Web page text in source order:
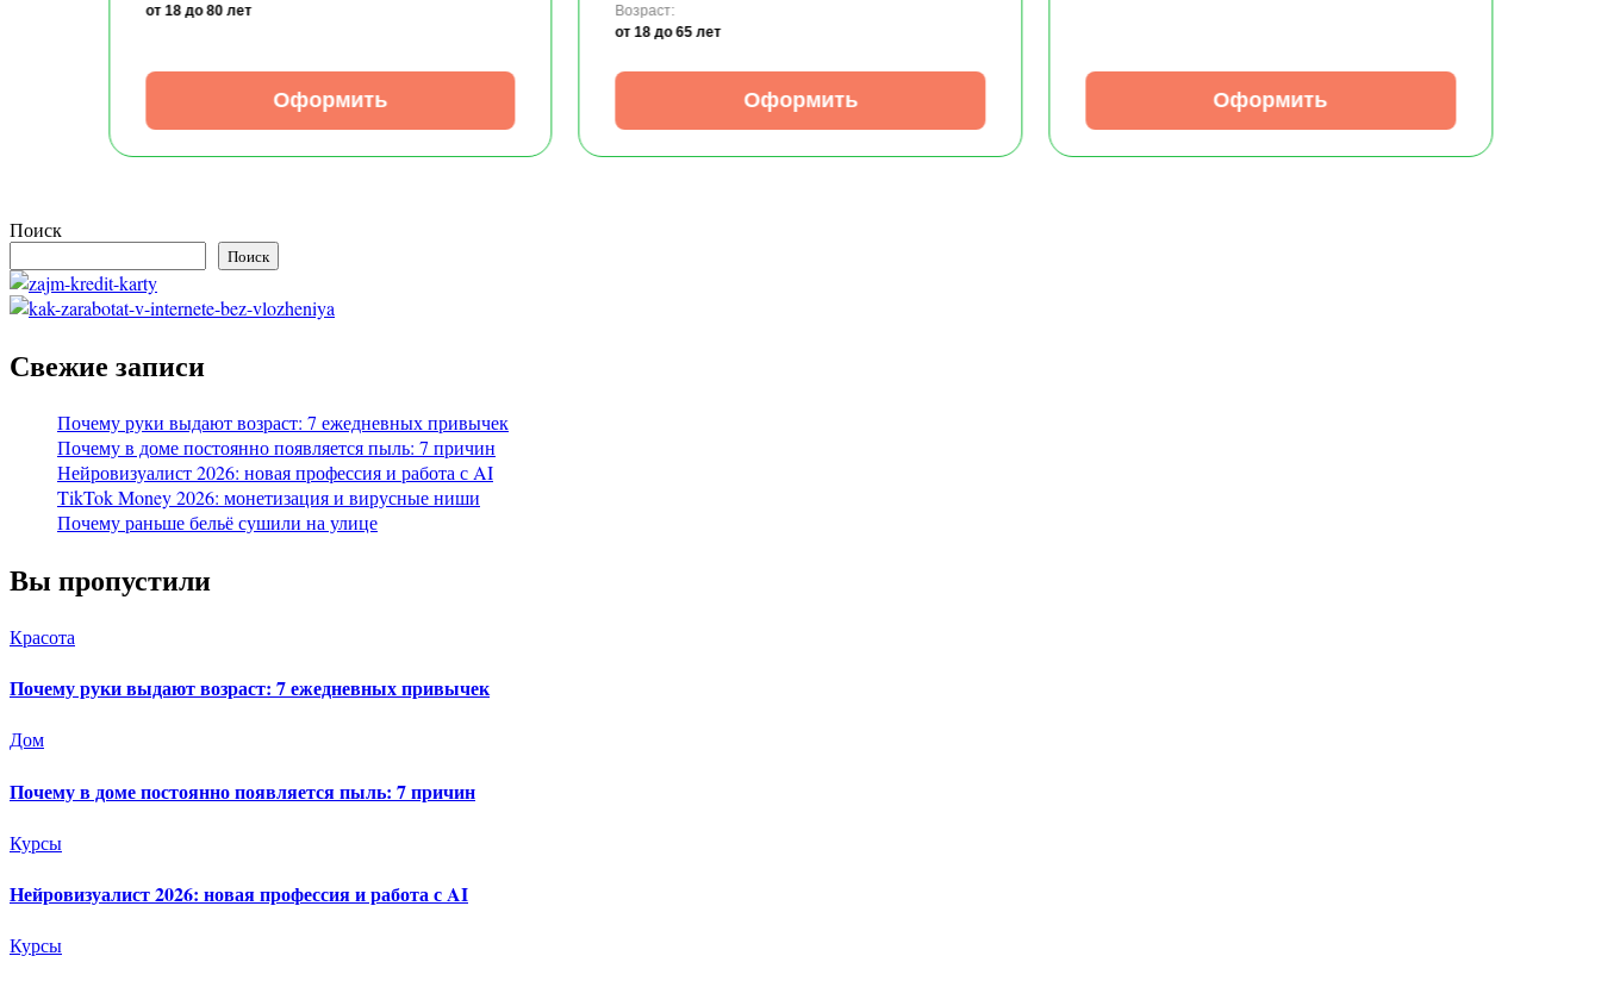
от 18 до 80 лет
Оформить
Возраст:
от 18 до 65 лет
Оформить Оформить
Поиск
Поиск
Свежие записи
Почему руки выдают возраст: 7 ежедневных привычек
Почему в доме постоянно появляется пыль: 7 причин
Нейровизуалист 2026: новая профессия и работа с AI
TikTok Money 2026: монетизация и вирусные ниши
Почему раньше бельё сушили на улице
Вы пропустили
Красота
Почему руки выдают возраст: 7 ежедневных привычек
Дом
Почему в доме постоянно появляется пыль: 7 причин
Курсы
Нейровизуалист 2026: новая профессия и работа с AI
Курсы